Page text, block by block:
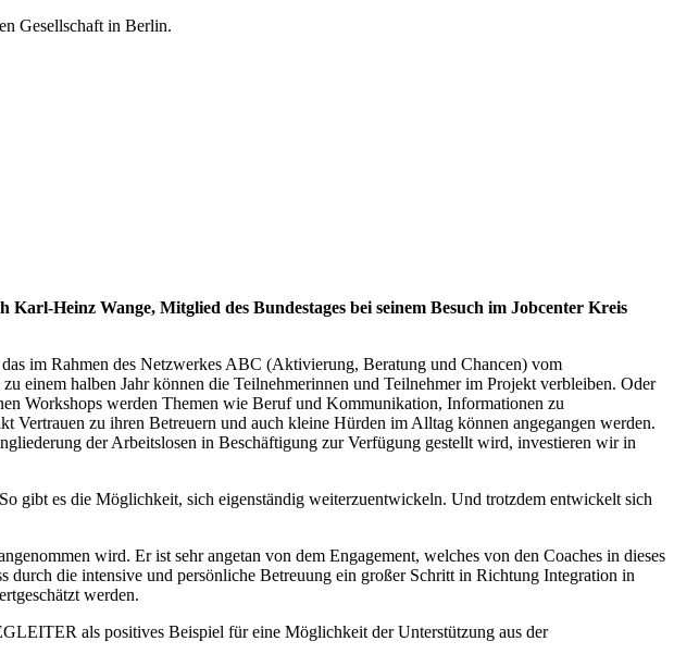
Gesellschaft in Berlin.
Heinz Wange, Mitglied des Bundestages bei seinem Besuch im Jobcenter Kreis
im Rahmen des Netzwerkes ABC (Aktivierung, Beratung und Chancen) vom
einem halben Jahr können die Teilnehmerinnen und Teilnehmer im Projekt verbleiben. Oder
Workshops werden Themen wie Beruf und Kommunikation, Informationen zu
zu ihren Betreuern und auch kleine Hürden im Alltag können angegangen werden.
der Arbeitslosen in Beschäftigung zur Verfügung gestellt wird, investieren wir in
gibt es die Möglichkeit, sich eigenständig weiterzuentwickeln. Und trotzdem entwickelt sich
wird. Er ist sehr angetan von dem Engagement, welches von den Coaches in dieses
durch die intensive und persönliche Betreuung ein großer Schritt in Richtung Integration in
werden.
als positives Beispiel für eine Möglichkeit der Unterstützung aus der